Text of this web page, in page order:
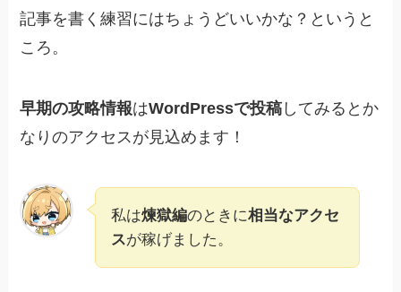
記事を書く練習にはちょうどいいかな？というと
ころ。
早期の攻略情報はWordPressで投稿 してみるとか
なりのアクセスが見込めます！
私は煉獄編のときに相当なアクセ
スが稼げました。